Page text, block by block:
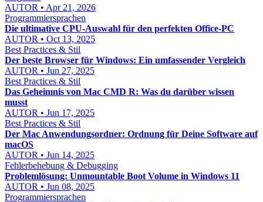
AUTOR • Apr 21, 2026
Programmiersprachen
Die ultimative CPU-Auswahl für den perfekten Office-PC
AUTOR • Oct 13, 2025
Best Practices & Stil
Der beste Browser für Windows: Ein umfassender Vergleich
AUTOR • Jun 27, 2025
Best Practices & Stil
Das Geheimnis von Mac CMD R: Was du darüber wissen
musst
AUTOR • Jun 17, 2025
Best Practices & Stil
Der Mac Anwendungsordner: Ordnung für Deine Software auf
macOS
AUTOR • Jun 14, 2025
Fehlerbehebung & Debugging
Problemlösung: Unmountable Boot Volume in Windows 11
AUTOR • Jun 08, 2025
Programmiersprachen